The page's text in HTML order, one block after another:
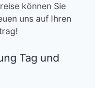
können Sie
uns auf Ihren
Tag und